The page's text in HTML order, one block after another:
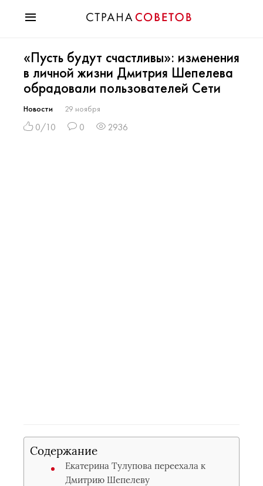
Мода
Звезды
Гороскопы
Здоровье
Психология
«Пусть будут счастливы»: изменения
в личной жизни Дмитрия Шепелева
обрадовали пользователей Сети
Новости 29 ноября
0/10 0 2936
Содержание
Екатерина Тулупова переехала к
Дмитрию Шепелеву